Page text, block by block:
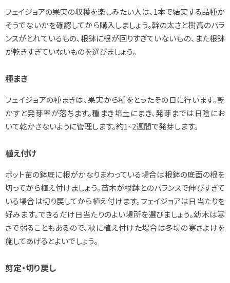
フェイジョアの果実の収穫を楽しみたい人は、1本で結実する品種か
そうでないかを確認してから購入しましょう。幹の太さと樹高のバラ
ンスがとれているもの、根鉢に根が回りすぎていないもの、また根鉢
が乾きすぎていないものを選びましょう。
種まき
フェイジョアの種まきは、果実から種をとったその日に行います。乾
かすと発芽率が落ちます。種まき培土にまき、発芽までは日陰にお
いて乾かさないように管理します。約1~2週間で発芽します。
植え付け
ポット苗の鉢底に根がかなりまわっている場合は根鉢の底面の根を
切ってから植え付けましょう。苗木が根鉢とのバランスで伸びすぎて
いる場合は切り戻してから植え付けます。フェイジョアは日当たりを
好みます。できるだけ日当たりのよい場所を選びましょう。幼木は寒
さで弱ることもあるので、秋に植え付けた場合は冬場の寒さよけを
施してあげるとよいでしょう。
剪定・切り戻し